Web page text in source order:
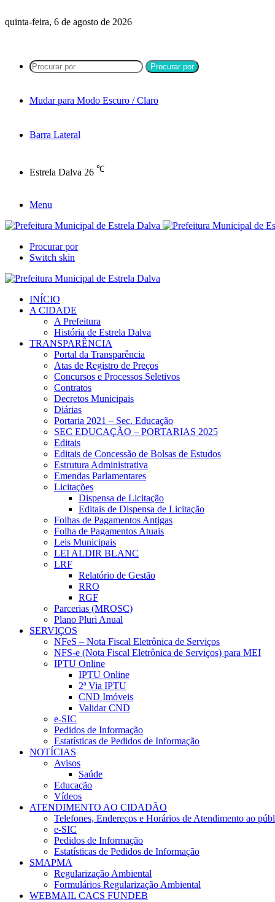
quinta-feira, 6 de agosto de 2026
Procurar por
Mudar para Modo Escuro / Claro
Barra Lateral
Estrela Dalva 26 ℃
Menu
Procurar por
Switch skin
INÍCIO
A CIDADE
A Prefeitura
História de Estrela Dalva
TRANSPARÊNCIA
Portal da Transparência
Atas de Registro de Preços
Concursos e Processos Seletivos
Contratos
Decretos Municipais
Diárias
Portaria 2021 – Sec. Educação
SEC EDUCAÇÃO – PORTARIAS 2025
Editais
Editais de Concessão de Bolsas de Estudos
Estrutura Administrativa
Emendas Parlamentares
Licitações
Dispensa de Licitação
Editais de Dispensa de Licitação
Folhas de Pagamentos Antigas
Folha de Pagamentos Atuais
Leis Municipais
LEI ALDIR BLANC
LRF
Relatório de Gestão
RRO
RGF
Parcerias (MROSC)
Plano Pluri Anual
SERVIÇOS
NFeS – Nota Fiscal Eletrônica de Serviços
NFS-e (Nota Fiscal Eletrônica de Serviços) para MEI
IPTU Online
IPTU Online
2ª Via IPTU
CND Imóveis
Validar CND
e-SIC
Pedidos de Informação
Estatísticas de Pedidos de Informação
NOTÍCIAS
Avisos
Saúde
Educação
Vídeos
ATENDIMENTO AO CIDADÃO
Telefones, Endereços e Horários de Atendimento ao
e-SIC
Pedidos de Informação
Estatísticas de Pedidos de Informação
SMAPMA
Regularização Ambiental
Formulários Regularização Ambiental
WEBMAIL CACS FUNDEB